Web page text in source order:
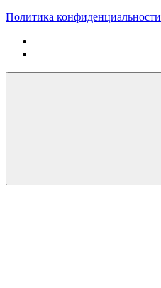
Политика конфиденциальности